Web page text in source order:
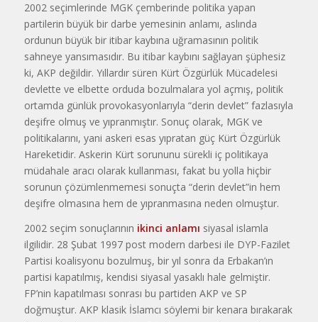
2002 seçimlerinde MGK çemberinde politika yapan
partilerin büyük bir darbe yemesinin anlamı, aslında
ordunun büyük bir itibar kaybına uğramasının politik
sahneye yansımasıdır. Bu itibar kaybını sağlayan şüphesiz
ki, AKP değildir. Yıllardır süren Kürt Özgürlük Mücadelesi
devlette ve elbette orduda bozulmalara yol açmış, politik
ortamda günlük provokasyonlarıyla “derin devlet” fazlasıyla
deşifre olmuş ve yıpranmıştır. Sonuç olarak, MGK ve
politikalarını, yani askeri esas yıpratan güç Kürt Özgürlük
Hareketidir. Askerin Kürt sorununu sürekli iç politikaya
müdahale aracı olarak kullanması, fakat bu yolla hiçbir
sorunun çözümlenmemesi sonuçta “derin devlet”in hem
deşifre olmasına hem de yıpranmasına neden olmuştur.
2002 seçim sonuçlarının ikinci anlamı siyasal islamla
ilgilidir. 28 Şubat 1997 post modern darbesi ile DYP-Fazilet
Partisi koalisyonu bozulmuş, bir yıl sonra da Erbakan’ın
partisi kapatılmış, kendisi siyasal yasaklı hale gelmiştir.
FP’nin kapatılması sonrası bu partiden AKP ve SP
doğmuştur. AKP klasik İslamcı söylemi bir kenara bırakarak